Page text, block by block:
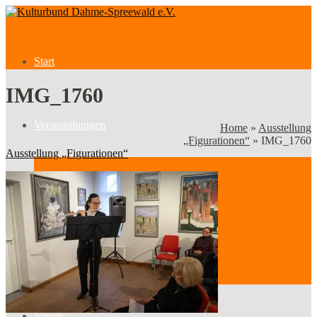
Start
Veranstaltungen
Veranstaltungen
Kategorien
IMG_1760
Home » Ausstellung
„Figurationen“ » IMG_1760
Ausstellung „Figurationen“